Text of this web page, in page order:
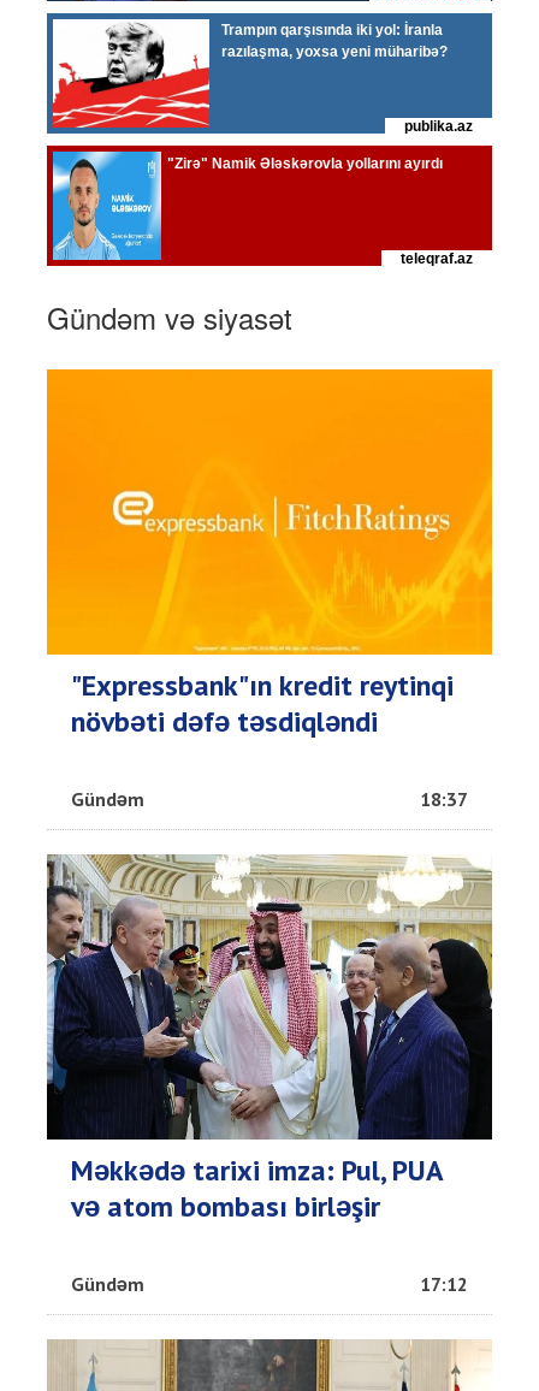
Gündəm və siyasət
"Expressbank"ın kredit reytinqi
növbəti dəfə təsdiqləndi
Gündəm 18:37
Məkkədə tarixi imza: Pul, PUA
və atom bombası birləşir
Gündəm 17:12